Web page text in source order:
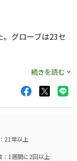
グローブは23セ
と思います。
なら問題ないので
ようになります。
不安ですが、グリ
す。
の握りを強くし
は格段に良くな
続きを読む
21年以上
：1週間に2回以上